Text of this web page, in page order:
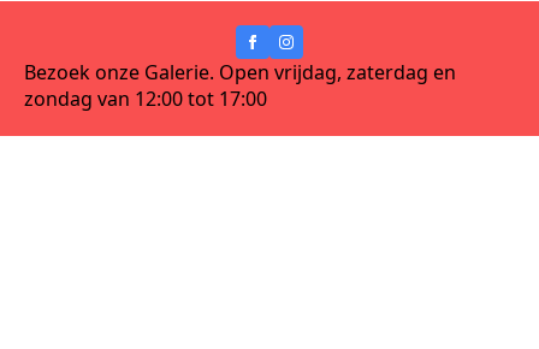
Bezoek onze Galerie. Open vrijdag, zaterdag en
zondag van 12:00 tot 17:00